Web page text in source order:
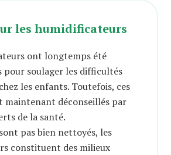
les humidificateurs
ont longtemps été
pour soulager les difficultés
les enfants. Toutefois, ces
maintenant déconseillés par
de la santé.
pas bien nettoyés, les
constituent des milieux